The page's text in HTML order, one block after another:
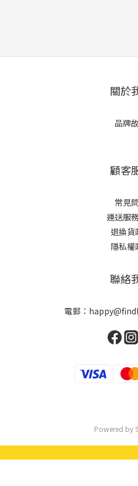
關於
品牌
顧客
常見
運送服
退換貨
隱私權
聯絡
電郵：
Powered by